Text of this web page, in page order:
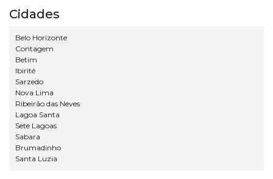
Cidades
Belo Horizonte
Contagem
Betim
Ibirité
Sarzedo
Nova Lima
Ribeirão das Neves
Lagoa Santa
Sete Lagoas
Sabara
Brumadinho
Santa Luzia